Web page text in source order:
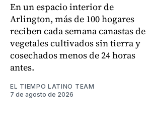
En un espacio interior de
Arlington, más de 100 hogares
reciben cada semana canastas de
vegetales cultivados sin tierra y
cosechados menos de 24 horas
antes.
EL TIEMPO LATINO TEAM
7 de agosto de 2026